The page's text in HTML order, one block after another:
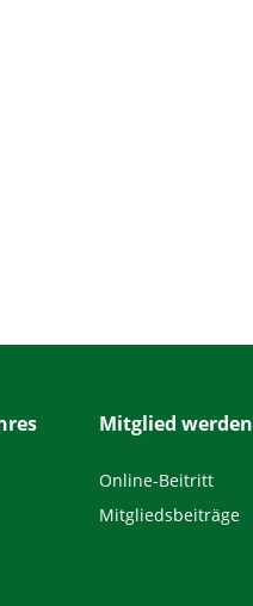
Mitglied werden
Online-Beitritt
Mitgliedsbeiträge